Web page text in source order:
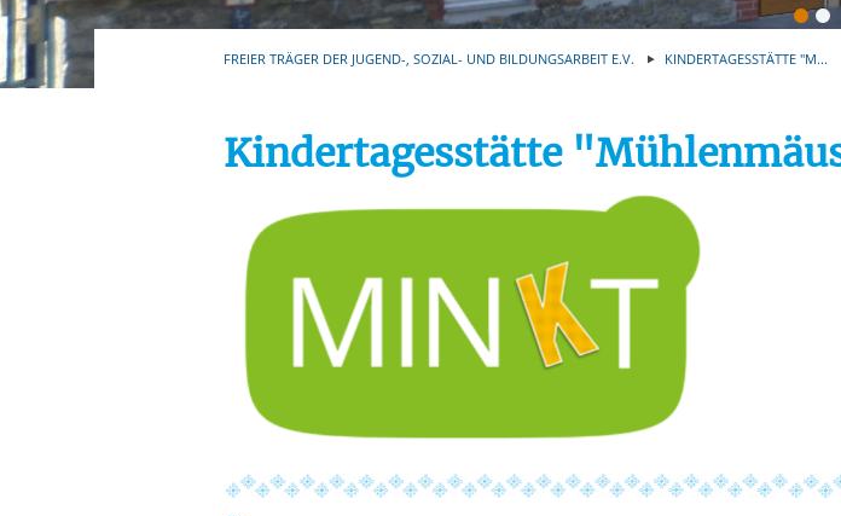
Ihre etwaige Einwilligung erstreckt sich nicht auf notwendige
aufgrund berechtigter Interessen und daher unabhängig von
FREIER TRÄGER DER JUGEND-, SOZIAL- UND BILDUNGSARBEIT E.V. KINDERTAGESSTÄTTE "M...
Kindertagesstätte